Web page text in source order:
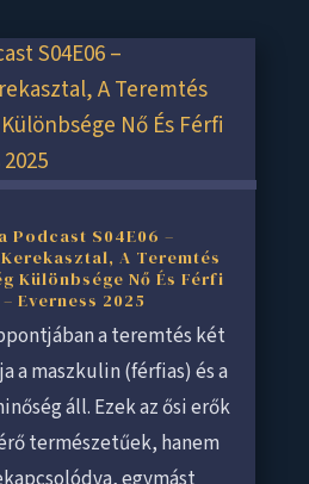
Podcast S04E06 –
A Teremtés
Különbsége Nő És Férfi
Everness 2025
a teremtés két
a maszkulin (férfias) és a
áll. Ezek az ősi erők
természetűek, hanem